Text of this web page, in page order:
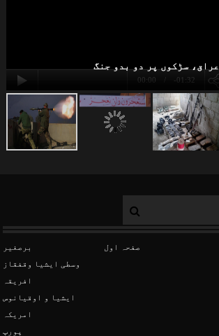
00:00 -01:32
عراق، سڑکوں پر دو بدو جنگ
برصغیر
وسطی ایشیا وقفقاز
افریقہ
ایشیا و اوقیانوس
امریکہ
پورپ
صفحہ اول